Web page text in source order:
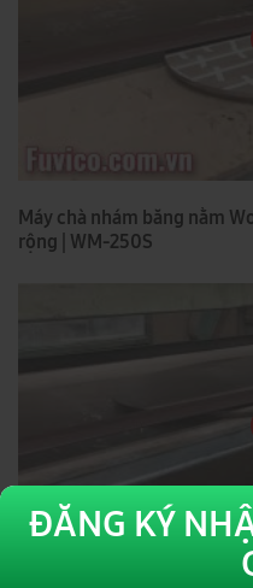
ĐĂNG KÝ
Máy chà nhám băng nằm
rộng | WM-250S